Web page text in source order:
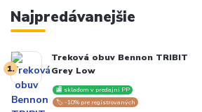
Najpredávanejšie
1.
Treková obuv Bennon TRIBIT
Grey Low
🏬 skladom v predajni PP
🏷️ -10% pre registrovaných